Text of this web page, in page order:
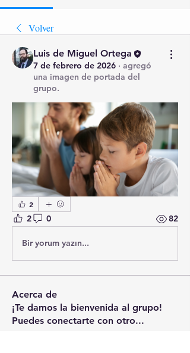
Volver
Luis de Miguel Ortega
7 de febrero de 2026 · agregó
una imagen de portada del
grupo.
2
2 0 82
Bir yorum yazın...
Acerca de
¡Te damos la bienvenida al grupo!
Puedes conectarte con otro...